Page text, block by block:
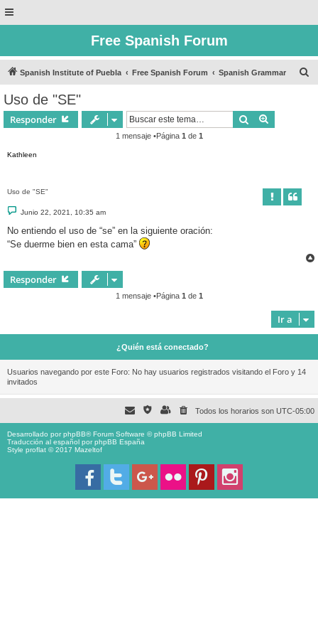
Free Spanish Forum
Spanish Institute of Puebla Free Spanish Forum Spanish Grammar
Uso de "SE"
Responder Buscar
1 mensaje •Página 1 de 1
Kathleen
Uso de "SE"
M
e
s
a
Junio 22, 2021, 10:35 am
No entiendo el uso de “se” en la siguiente oración:
“Se duerme bien en esta cama”
Responder
1 mensaje •Página 1 de 1
Ir a
¿Quién está conectado?
Usuarios navegando por este Foro: No hay usuarios registrados visitando el Foro y 14
invitados
Todos los horarios son UTC-05:00
Desarrollado porphpBB® Forum Software © phpBB Limited
Traducción al español porphpBB España
Style proflat © 2017 Mazeltof